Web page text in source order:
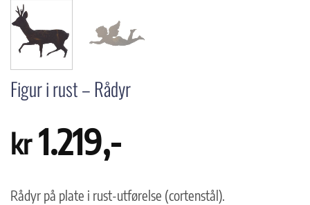
Figur i rust – Rådyr
kr1.219,-
Rådyr på plate i rust-utførelse (cortenstål).